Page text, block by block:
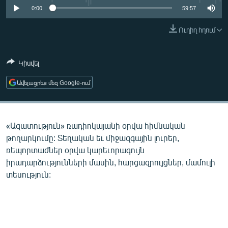
ՄԻՋԱԶԳԱՅԻՆ
ՄԵԿՆԱԲԱՆՈՒԹՅՈՒՆ
ՏՏ ԵՒ ԻՆՏԵՐՆԵՏ
ԿՈՐՈՆԱՎԻՐՈՒՍ
ՏԵՍԱՆՅՈՒԹԵՐ
ԲԱՆԱՎԵՃ
ՁԳՏԵԼՈՎ ԼԱՎԱԳՈՒՅՆԻՆ
0:00 59:57
Ուղիղ հղում
Կիսվել
Ավելացրեք մեզ Google-ում
«Ազատություն» ռադիոկայանի օրվա հիմնական
թողարկումը: Տեղական եւ միջազգային լուրեր,
ռեպորտաժներ օրվա կարեւորագույն
իրադարձությունների մասին, հարցազրույցներ, մամուլի
տեսություն: